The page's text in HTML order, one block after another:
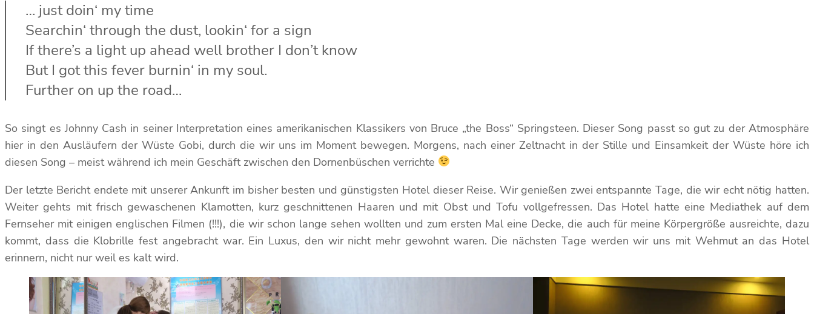
… just doin‘ my time
Searchin‘ through the dust, lookin‘ for a sign
If there’s a light up ahead well brother I don’t know
But I got this fever burnin‘ in my soul.
Further on up the road…
So singt es Johnny Cash in seiner Interpretation eines amerikanischen Klassikers von Bruce „the Boss“ Springsteen. Dieser Song passt so gut zu der Atmosphäre
hier in den Ausläufern der Wüste Gobi, durch die wir uns im Moment bewegen. Morgens, nach einer Zeltnacht in der Stille und Einsamkeit der Wüste höre ich
diesen Song – meist während ich mein Geschäft zwischen den Dornenbüschen verrichte
Der letzte Bericht endete mit unserer Ankunft im bisher besten und günstigsten Hotel dieser Reise. Wir genießen zwei entspannte Tage, die wir echt nötig hatten.
Weiter gehts mit frisch gewaschenen Klamotten, kurz geschnittenen Haaren und mit Obst und Tofu vollgefressen. Das Hotel hatte eine Mediathek auf dem
Fernseher mit einigen englischen Filmen (!!!), die wir schon lange sehen wollten und zum ersten Mal eine Decke, die auch für meine Körpergröße ausreichte, dazu
kommt, dass die Klobrille fest angebracht war. Ein Luxus, den wir nicht mehr gewohnt waren. Die nächsten Tage werden wir uns mit Wehmut an das Hotel
erinnern, nicht nur weil es kalt wird.